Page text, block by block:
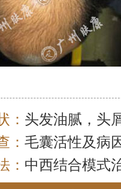
： 头发油腻，头
： 毛囊活性及病
： 中西结合模式